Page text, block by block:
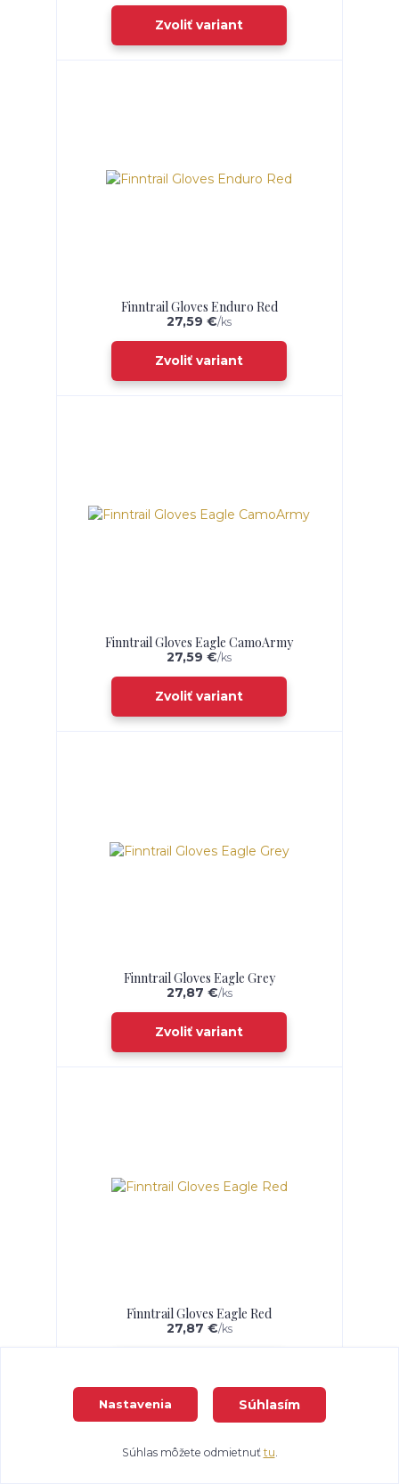
Zvoliť variant
Finntrail Gloves Enduro Red
27,59 €/ks
Zvoliť variant
Finntrail Gloves Eagle CamoArmy
27,59 €/ks
Zvoliť variant
Finntrail Gloves Eagle Grey
27,87 €/ks
Zvoliť variant
Finntrail Gloves Eagle Red
27,87 €/ks
Nastavenia Súhlasím
Súhlas môžete odmietnuť tu